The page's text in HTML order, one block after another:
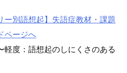
ー別語想起】失語症教材・課題
ページへ
軽度：語想起のしにくさのある